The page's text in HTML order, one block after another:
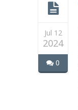
Jul 12
2024
0